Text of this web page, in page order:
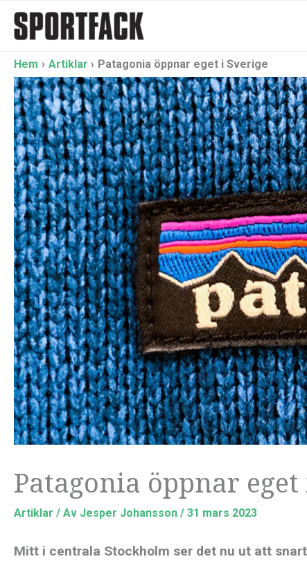
innehåll
Hem Artiklar Patagonia öppnar eget i Sverige
Patagonia öppnar
Artiklar / Av Jesper Johansson / 31 mars 2023
Mitt i centrala Stockholm ser det nu ut att